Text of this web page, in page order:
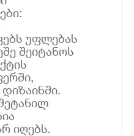
უფლებას
შეიტანოს
იღებს.